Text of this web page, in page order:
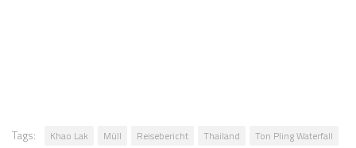
Tags: Khao Lak Müll Reisebericht Thailand Ton Pling Waterfall